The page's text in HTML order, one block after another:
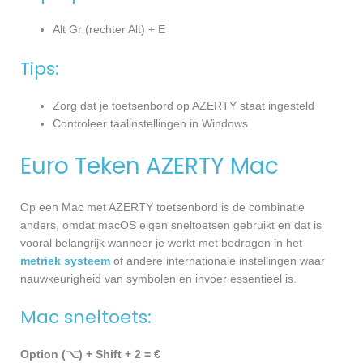
Alt Gr (rechter Alt) + E
Tips:
Zorg dat je toetsenbord op AZERTY staat ingesteld
Controleer taalinstellingen in Windows
Euro Teken AZERTY Mac
Op een Mac met AZERTY toetsenbord is de combinatie
anders, omdat macOS eigen sneltoetsen gebruikt en dat is
vooral belangrijk wanneer je werkt met bedragen in het
metriek systeem of andere internationale instellingen waar
nauwkeurigheid van symbolen en invoer essentieel is.
Mac sneltoets:
Option (⌥) + Shift + 2 = €